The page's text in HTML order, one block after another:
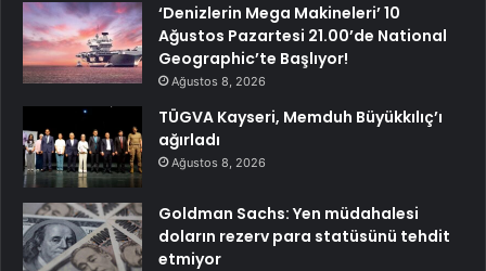
‘Denizlerin Mega Makineleri’ 10
Ağustos Pazartesi 21.00’de National
Geographic’te Başlıyor!
Ağustos 8, 2026
TÜGVA Kayseri, Memduh Büyükkılıç’ı
ağırladı
Ağustos 8, 2026
Goldman Sachs: Yen müdahalesi
doların rezerv para statüsünü tehdit
etmiyor